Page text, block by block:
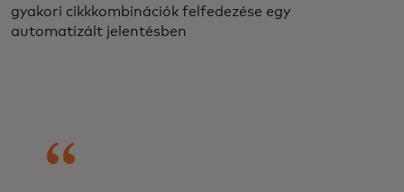
gyakori cikkkombinációk felfedezése egy
automatizált jelentésben